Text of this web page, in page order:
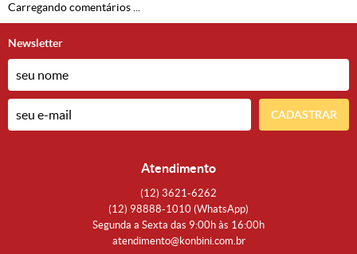
Carregando comentários ...
Newsletter
CADASTRAR
Atendimento
(12) 3621-6262
(12) 98888-1010 (WhatsApp)
Segunda a Sexta das 9:00h às 16:00h
atendimento@konbini.com.br